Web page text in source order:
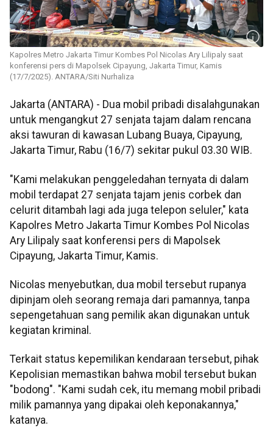
Kapolres Metro Jakarta Timur Kombes Pol Nicolas Ary Lilipaly saat
konferensi pers di Mapolsek Cipayung, Jakarta Timur, Kamis
(17/7/2025). ANTARA/Siti Nurhaliza
Jakarta (ANTARA) - Dua mobil pribadi disalahgunakan
untuk mengangkut 27 senjata tajam dalam rencana
aksi tawuran di kawasan Lubang Buaya, Cipayung,
Jakarta Timur, Rabu (16/7) sekitar pukul 03.30 WIB.
"Kami melakukan penggeledahan ternyata di dalam
mobil terdapat 27 senjata tajam jenis corbek dan
celurit ditambah lagi ada juga telepon seluler," kata
Kapolres Metro Jakarta Timur Kombes Pol Nicolas
Ary Lilipaly saat konferensi pers di Mapolsek
Cipayung, Jakarta Timur, Kamis.
Nicolas menyebutkan, dua mobil tersebut rupanya
dipinjam oleh seorang remaja dari pamannya, tanpa
sepengetahuan sang pemilik akan digunakan untuk
kegiatan kriminal.
Terkait status kepemilikan kendaraan tersebut, pihak
Kepolisian memastikan bahwa mobil tersebut bukan
"bodong". "Kami sudah cek, itu memang mobil pribadi
milik pamannya yang dipakai oleh keponakannya,"
katanya.